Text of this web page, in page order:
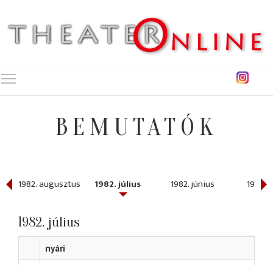
BEMUTATÓK
1982. augusztus 1982. július 1982. június 1982.
1982. július
nyári